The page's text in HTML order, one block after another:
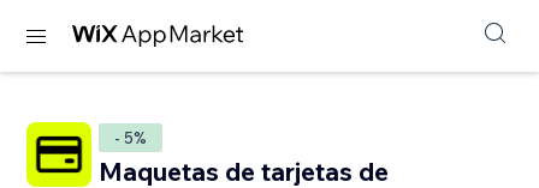
- 5%
Maquetas de tarjetas de